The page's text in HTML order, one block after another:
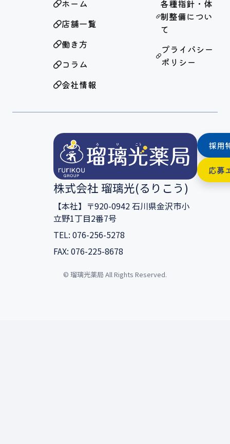
ホーム
店舗一覧
働き方
コラム
会社情報
各種指針・体
制整備につい
て
プライバシー
ポリシー
株式会社 瑠璃光(るりこう)
【本社】〒920-0942 石川県金沢市小
立野1丁目2番7号
TEL: 076-256-5278
FAX: 076-225-8678
採用
応募
© 瑠璃光薬局 All Rights Reserved.